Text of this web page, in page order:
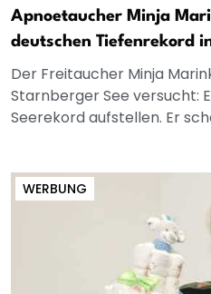
Apnoetaucher Minja
deutschen Tiefenrekord
Der Freitaucher Minja
Starnberger See versucht:
Seerekord aufstellen. Er
WERBUNG